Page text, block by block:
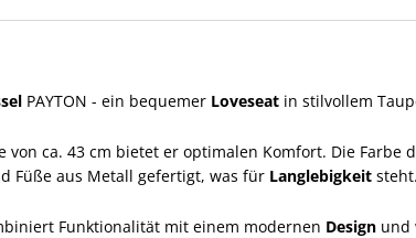
PAYTON - ein bequemer Loveseat in stilvollem
von ca. 43 cm bietet er optimalen Komfort. Die
Füße aus Metall gefertigt, was für Langlebigkeitsteht.
Funktionalität mit einem modernen Design und